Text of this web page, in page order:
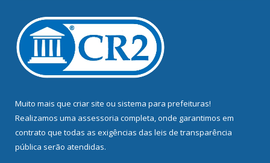
Muito mais que criar site ou sistema para prefeituras!
Realizamos uma assessoria completa, onde garantimos em
contrato que todas as exigências das leis de transparência
pública serão atendidas.